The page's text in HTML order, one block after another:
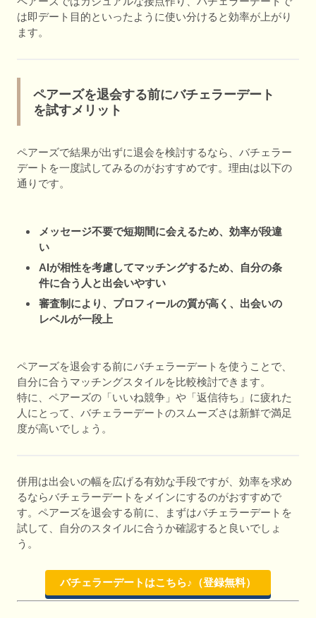
は即デート目的といったように使い分けると効率が上がり
ます。
ペアーズを退会する前にバチェラーデート
を試すメリット
ペアーズで結果が出ずに退会を検討するなら、バチェラー
デートを一度試してみるのがおすすめです。理由は以下の
通りです。
メッセージ不要で短期間に会えるため、効率が段違
い
AIが相性を考慮してマッチングするため、自分の条
件に合う人と出会いやすい
審査制により、プロフィールの質が高く、出会いの
レベルが一段上
ペアーズを退会する前にバチェラーデートを使うことで、
自分に合うマッチングスタイルを比較検討できます。
特に、ペアーズの「いいね競争」や「返信待ち」に疲れた
人にとって、バチェラーデートのスムーズさは新鮮で満足
度が高いでしょう。
併用は出会いの幅を広げる有効な手段ですが、効率を求め
るならバチェラーデートをメインにするのがおすすめで
す。ペアーズを退会する前に、まずはバチェラーデートを
試して、自分のスタイルに合うか確認すると良いでしょ
う。
バチェラーデートはこちら♪（登録無料）